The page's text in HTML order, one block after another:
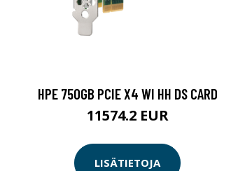
HPE 750GB PCIE X4 WI HH DS CARD
11574.2 EUR
LISÄTIETOJA